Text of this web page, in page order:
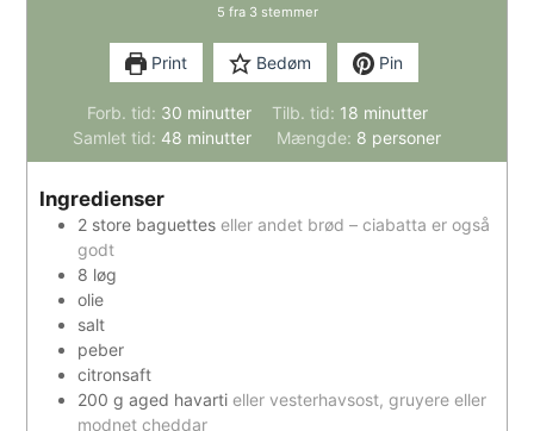
5 fra 3stemmer
Print Bedøm Pin
Forb. tid: 30minutter
minutter Tilb. tid: 18minutter
minutter
Samlet tid: 48 minutter
minutter Mængde: 8 personer
Ingredienser
2 store baguettes eller andet brød – ciabatta er også
godt
8 løg
olie
salt
peber
citronsaft
200 g aged havarti eller vesterhavsost, gruyere eller
modnet cheddar